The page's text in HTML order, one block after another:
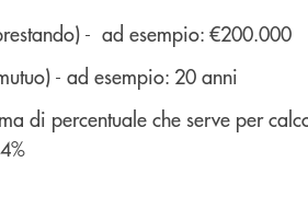
- ad esempio: €200.000
- ad esempio: 20 anni
di percentuale che serve per